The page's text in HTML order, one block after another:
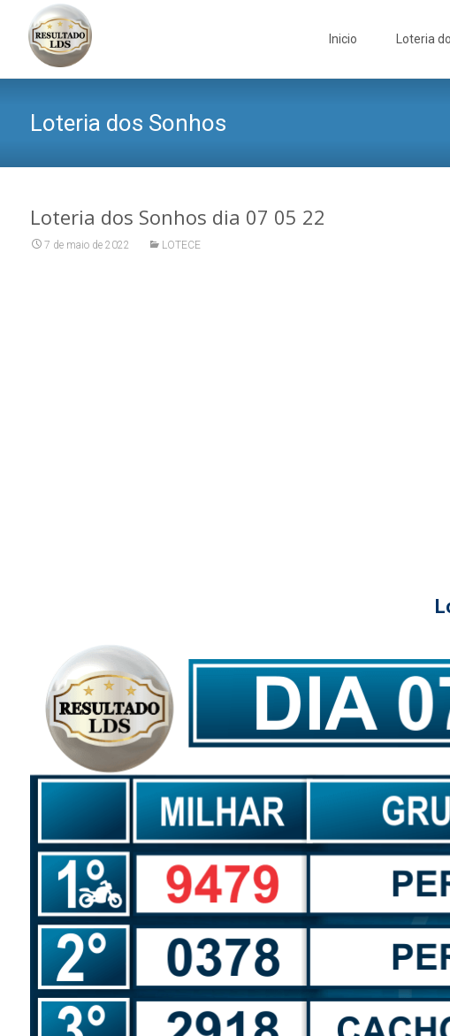
Inicio Loteria
Loteria dos Sonhos
Loteria dos Sonhos dia 07 05 22
7 de maio de 2022 LOTECE